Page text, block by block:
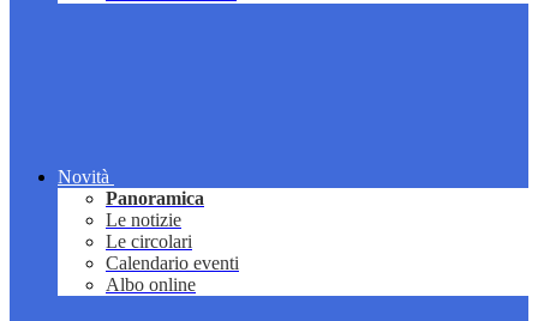
Novità
Panoramica
Le notizie
Le circolari
Calendario eventi
Albo online